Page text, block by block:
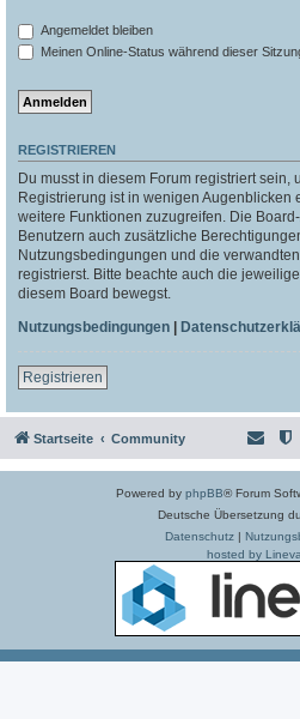
Angemeldet bleiben
Meinen Online-Status während dieser
REGISTRIEREN
Du musst in diesem Forum registriert sein,
Registrierung ist in wenigen Augenblicken
weitere Funktionen zuzugreifen. Die
Benutzern auch zusätzliche
Nutzungsbedingungen und die
registrierst. Bitte beachte auch die
diesem Board bewegst.
Nutzungsbedingungen |
Registrieren
Startseite Community
Powered by phpBB® Forum
Deutsche Übersetzung
Datenschutz|
hosted by